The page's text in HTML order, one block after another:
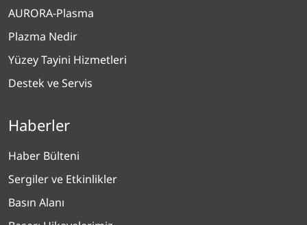
AURORA-Plasma
Plazma Nedir
Yüzey Tayini Hizmetleri
Destek ve Servis
Haberler
Haber Bülteni
Sergiler ve Etkinlikler
Basın Alanı